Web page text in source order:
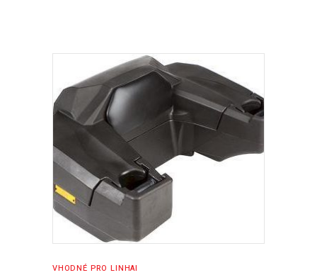
PŘIDAT DO KOŠÍKU
VHODNÉ PRO LINHAI